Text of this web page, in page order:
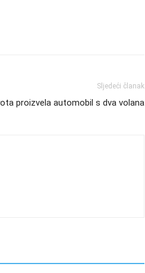
Sljedeći članak
proizvela automobil s dva volana